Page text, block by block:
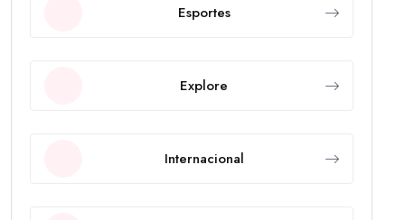
Esportes
Explore
Internacional